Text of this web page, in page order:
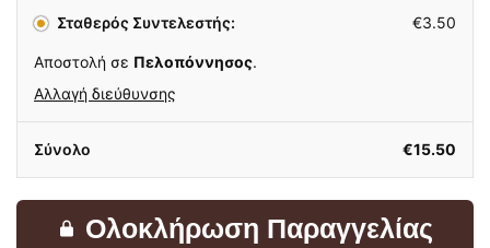
Σταθερός Συντελεστής:
€3.50
Αποστολή σε Πελοπόννησος.
Αλλαγή διεύθυνσης
Σύνολο €15.50
Ολοκλήρωση Παραγγελίας